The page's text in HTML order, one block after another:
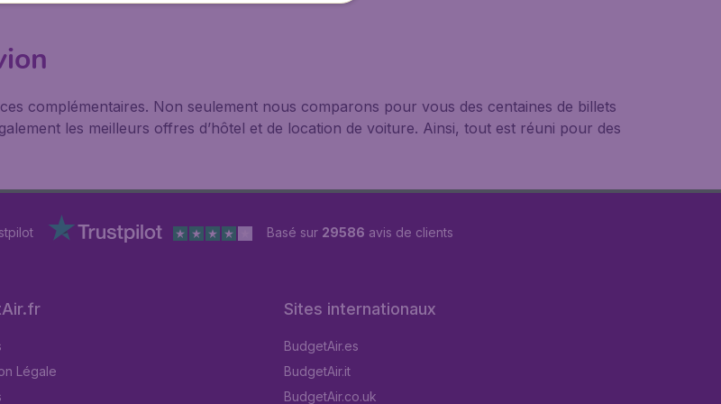
complémentaires. Non seulement nous comparons pour vous des centaines de billets
les meilleurs offres d’hôtel et de location de voiture. Ainsi, tout est réuni pour des
Basé sur 29586 avis de clients
Légale
Sites internationaux
BudgetAir.es
BudgetAir.it
BudgetAir.co.uk